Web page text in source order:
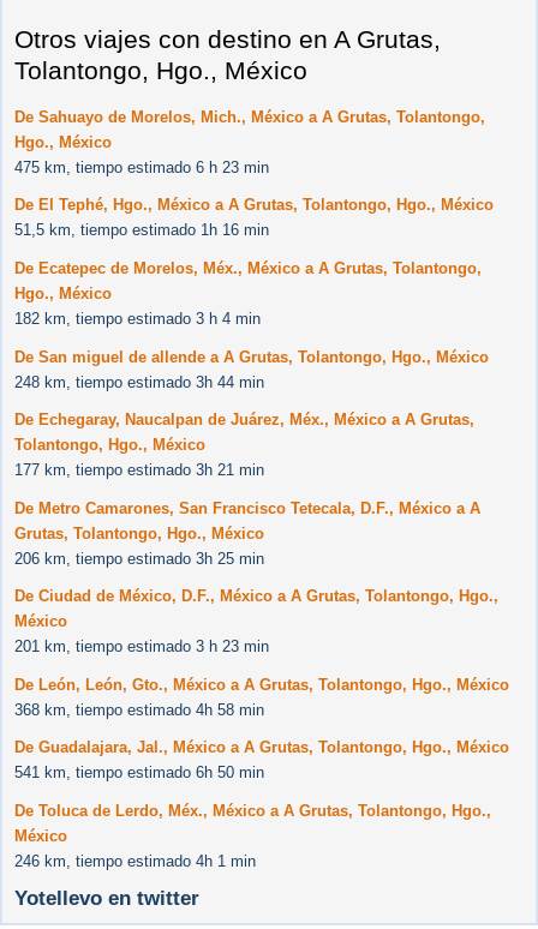
Otros viajes con destino en A Grutas,
Tolantongo, Hgo., México
De Sahuayo de Morelos, Mich., México a A Grutas, Tolantongo,
Hgo., México
475 km, tiempo estimado 6 h 23 min
De El Tephé, Hgo., México a A Grutas, Tolantongo, Hgo., México
51,5 km, tiempo estimado 1h 16 min
De Ecatepec de Morelos, Méx., México a A Grutas, Tolantongo,
Hgo., México
182 km, tiempo estimado 3 h 4 min
De San miguel de allende a A Grutas, Tolantongo, Hgo., México
248 km, tiempo estimado 3h 44 min
De Echegaray, Naucalpan de Juárez, Méx., México a A Grutas,
Tolantongo, Hgo., México
177 km, tiempo estimado 3h 21 min
De Metro Camarones, San Francisco Tetecala, D.F., México a A
Grutas, Tolantongo, Hgo., México
206 km, tiempo estimado 3h 25 min
De Ciudad de México, D.F., México a A Grutas, Tolantongo, Hgo.,
México
201 km, tiempo estimado 3 h 23 min
De León, León, Gto., México a A Grutas, Tolantongo, Hgo., México
368 km, tiempo estimado 4h 58 min
De Guadalajara, Jal., México a A Grutas, Tolantongo, Hgo., México
541 km, tiempo estimado 6h 50 min
De Toluca de Lerdo, Méx., México a A Grutas, Tolantongo, Hgo.,
México
246 km, tiempo estimado 4h 1 min
Yotellevo en twitter